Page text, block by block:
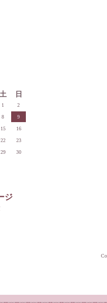
土 日
1 2
8 9
15 16
22 23
29 30
ジ